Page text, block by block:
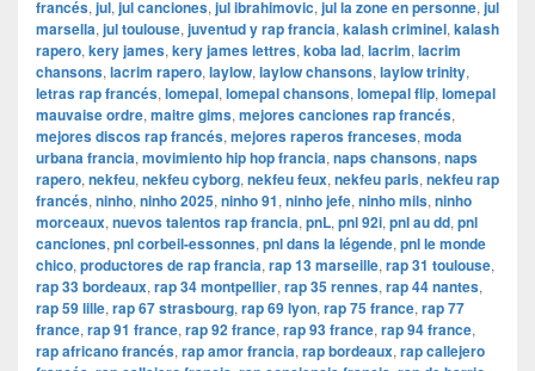
francés, jul, jul canciones, jul ibrahimovic, jul la zone en personne, jul
marsella, jul toulouse, juventud y rap francia, kalash criminel, kalash
rapero, kery james, kery james lettres, koba lad, lacrim, lacrim
chansons, lacrim rapero, laylow, laylow chansons, laylow trinity,
letras rap francés, lomepal, lomepal chansons, lomepal flip, lomepal
mauvaise ordre, maitre gims, mejores canciones rap francés,
mejores discos rap francés, mejores raperos franceses, moda
urbana francia, movimiento hip hop francia, naps chansons, naps
rapero, nekfeu, nekfeu cyborg, nekfeu feux, nekfeu paris, nekfeu rap
francés, ninho, ninho 2025, ninho 91, ninho jefe, ninho mils, ninho
morceaux, nuevos talentos rap francia, pnL, pnl 92i, pnl au dd, pnl
canciones, pnl corbeil-essonnes, pnl dans la légende, pnl le monde
chico, productores de rap francia, rap 13 marseille, rap 31 toulouse,
rap 33 bordeaux, rap 34 montpellier, rap 35 rennes, rap 44 nantes,
rap 59 lille, rap 67 strasbourg, rap 69 lyon, rap 75 france, rap 77
france, rap 91 france, rap 92 france, rap 93 france, rap 94 france,
rap africano francés, rap amor francia, rap bordeaux, rap callejero